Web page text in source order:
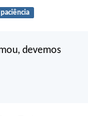
paciência
devemos